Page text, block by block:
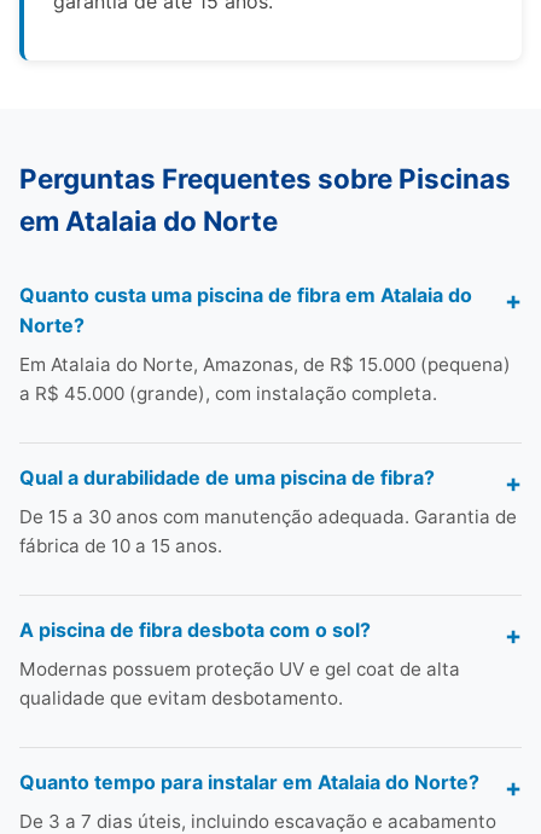
Perguntas Frequentes sobre Piscinas
em Atalaia do Norte
Quanto custa uma piscina de fibra em Atalaia do
Norte?
Em Atalaia do Norte, Amazonas, de R$ 15.000 (pequena)
a R$ 45.000 (grande), com instalação completa.
Qual a durabilidade de uma piscina de fibra?
De 15 a 30 anos com manutenção adequada. Garantia de
fábrica de 10 a 15 anos.
A piscina de fibra desbota com o sol?
Modernas possuem proteção UV e gel coat de alta
qualidade que evitam desbotamento.
Quanto tempo para instalar em Atalaia do Norte?
De 3 a 7 dias úteis, incluindo escavação e acabamento